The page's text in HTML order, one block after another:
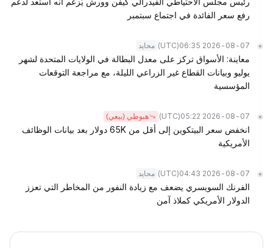
رفع سعر الفائدة في اجتماع سبتمبر
2026-08-07 06:35
(UTC) محايد
معاينة: الأسواق تركز على معدل البطالة في الولايات المتحدة لشهر
يوليو وبيانات القطاع غير الزراعي الليلة، مع مراجعة التوقعات
المؤسسية
2026-08-07 05:22
(UTC) هبوطي (بيعي)
انخفض سعر البيتكوين إلى أقل من 65K دولار بعد بيانات الوظائف
الأمريكية
2026-08-07 04:43
(UTC) محايد
الفرنك السويسري يضعف مع زيادة النفور من المخاطر التي تعزز
الدولار الأمريكي كملاذ آمن